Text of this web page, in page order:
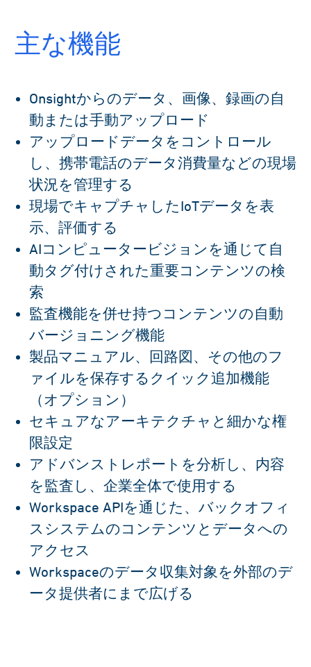
主な機能
Onsightからのデータ、画像、録画の自
動または手動アップロード
アップロードデータをコントロール
し、携帯電話のデータ消費量などの現場
状況を管理する
現場でキャプチャしたIoTデータを表
示、評価する
AIコンピュータービジョンを通じて自
動タグ付けされた重要コンテンツの検
索
監査機能を併せ持つコンテンツの自動
バージョニング機能
製品マニュアル、回路図、その他のフ
ァイルを保存するクイック追加機能
（オプション）
セキュアなアーキテクチャと細かな権
限設定
アドバンストレポートを分析し、内容
を監査し、企業全体で使用する
Workspace APIを通じた、バックオフィ
スシステムのコンテンツとデータへの
アクセス
Workspaceのデータ収集対象を外部のデ
ータ提供者にまで広げる